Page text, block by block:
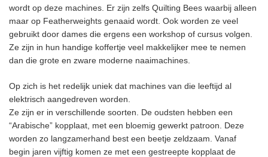
wordt op deze machines. Er zijn zelfs Quilting Bees waarbij alleen
maar op Featherweights genaaid wordt. Ook worden ze veel
gebruikt door dames die ergens een workshop of cursus volgen.
Ze zijn in hun handige koffertje veel makkelijker mee te nemen
dan die grote en zware moderne naaimachines.
Op zich is het redelijk uniek dat machines van die leeftijd al
elektrisch aangedreven worden.
Ze zijn er in verschillende soorten. De oudsten hebben een
“Arabische” kopplaat, met een bloemig gewerkt patroon. Deze
worden zo langzamerhand best een beetje zeldzaam. Vanaf
begin jaren vijftig komen ze met een gestreepte kopplaat de